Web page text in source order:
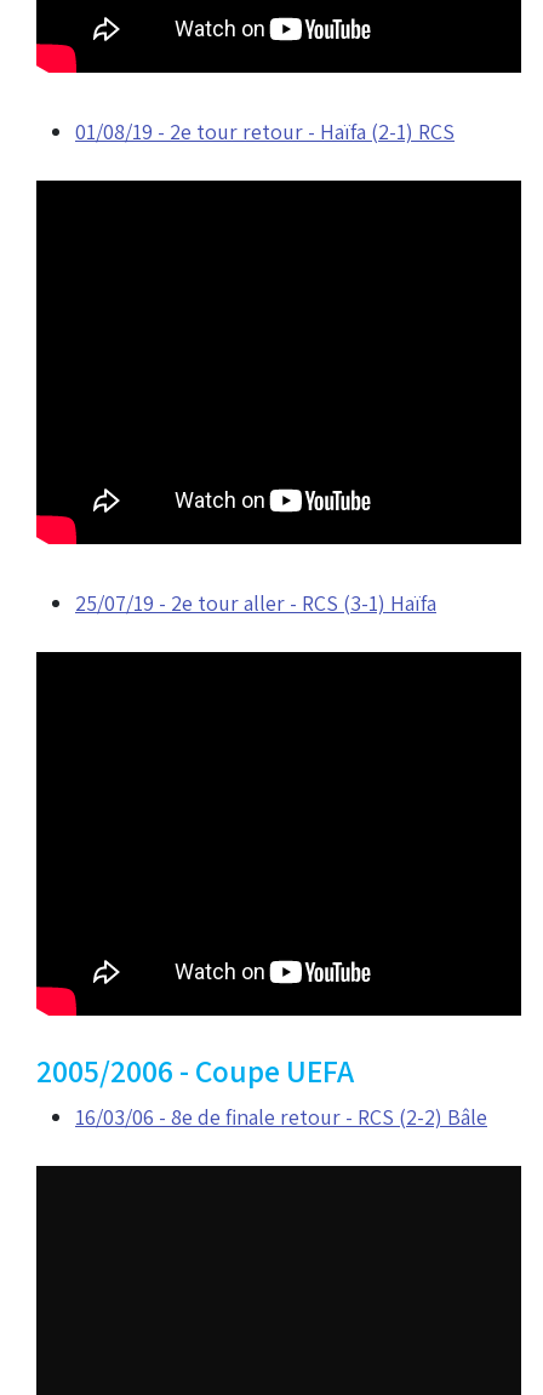
01/08/19 - 2e tour retour - Haïfa (2-1) RCS
25/07/19 - 2e tour aller - RCS (3-1) Haïfa
2005/2006 - Coupe UEFA
16/03/06 - 8e de finale retour - RCS (2-2) Bâle